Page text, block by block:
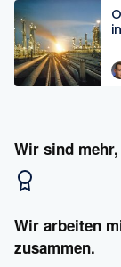
Wir sind
Wir arbeiten
zusammen.